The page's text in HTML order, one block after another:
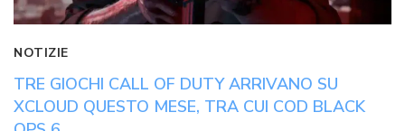
NOTIZIE
TRE GIOCHI CALL OF DUTY ARRIVANO SU
XCLOUD QUESTO MESE, TRA CUI COD BLACK